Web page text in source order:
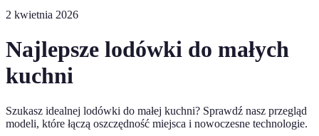
2 kwietnia 2026
Najlepsze lodówki do małych
kuchni
Szukasz idealnej lodówki do małej kuchni? Sprawdź nasz przegląd
modeli, które łączą oszczędność miejsca i nowoczesne technologie.